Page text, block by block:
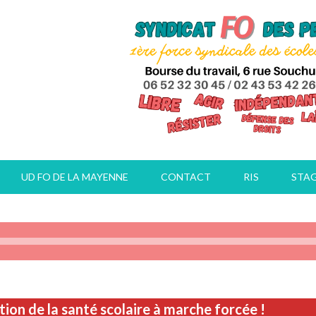
UD FO DE LA MAYENNE CONTACT RIS
de la santé scolaire à marche forcée !